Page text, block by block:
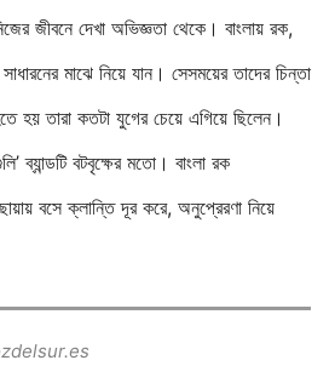
জীবনে দেখা অভিজ্ঞতা থেকে। বাংলায় রক,
মাঝে নিয়ে যান। সেসময়ের তাদের চিন্তা
তারা কতটা যুগের চেয়ে এগিয়ে ছিলেন।
ব্যান্ডটি বটবৃক্ষের মতো। বাংলা রক
বসে ক্লান্তি দূর করে, অনুপ্রেরণা নিয়ে